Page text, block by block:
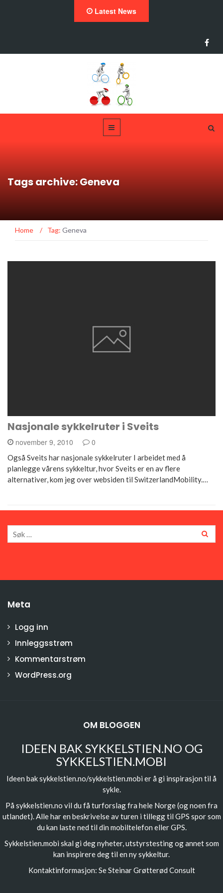
Latest News
Tags archive: Geneva
Home / Tag: Geneva
Nasjonale sykkelruter i Sveits
november 9, 2010 0
Også Sveits har nasjonale sykkelruter I arbeidet med å
planlegge vårens sykkeltur, hvor Sveits er en av flere
alternativer, kom jeg over websiden til SwitzerlandMobility.…
Meta
Logg inn
Innleggsstrøm
Kommentarstrøm
WordPress.org
OM BLOGGEN
IDEEN BAK SYKKELSTIEN.NO OG
SYKKELSTIEN.MOBI
Ideen bak sykkelstien.no/sykkelstien.mobi er å gi inspirasjon til å
sykle.
På sykkelstien.no vil du få turforslag fra hele Norge (og noen fra
utlandet). Alle har en beskrivelse av turen i tillegg til GPS spor som
du kan laste ned til din mobiltelefon eller GPS.
Sykkelstien.mobi skal gi deg nyheter, utstyrstesting og annet som
kan inspirere deg til en ny sykkeltur.
Kontaktinformasjon: SeSteinar Grøtterød Consult